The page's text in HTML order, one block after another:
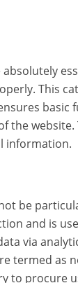
absolutely
This
basic
the website.
information.
be
and is
via
termed as
to procure